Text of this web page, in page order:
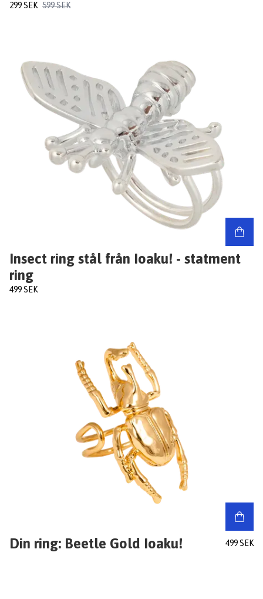
299 SEK 599 SEK
Insect ring stål från Ioaku! - statment
ring
499 SEK
Din ring: Beetle Gold Ioaku! 499 SEK